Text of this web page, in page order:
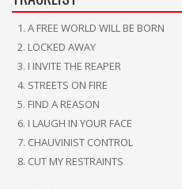
A FREE WORLD WILL BE BORN
LOCKED AWAY
I INVITE THE REAPER
STREETS ON FIRE
FIND A REASON
I LAUGH IN YOUR FACE
CHAUVINIST CONTROL
CUT MY RESTRAINTS